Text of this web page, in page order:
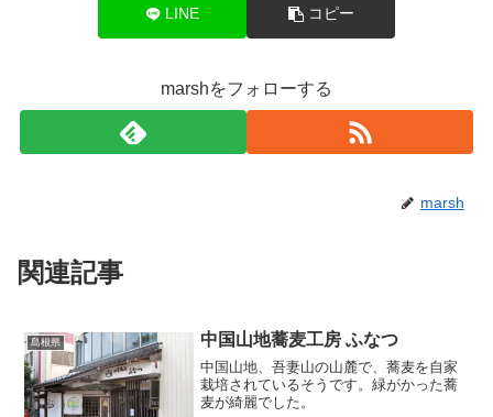
LINE コピー
marshをフォローする
marsh
関連記事
島根県 中国山地蕎麦工房 ふなつ
中国山地、吾妻山の山麓で、蕎麦を自家
栽培されているそうです。緑がかった蕎
麦が綺麗でした。